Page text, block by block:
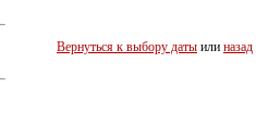
Вернуться к выбору даты или назад